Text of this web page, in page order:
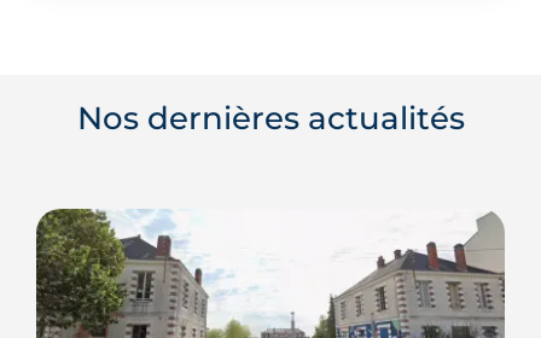
Nos dernières actualités